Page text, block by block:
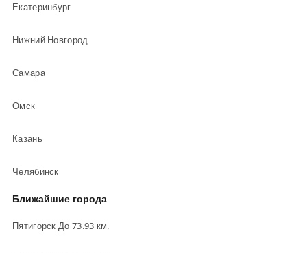
Екатеринбург
Нижний Новгород
Самара
Омск
Казань
Челябинск
Ближайшие города
Пятигорск До 73.93 км.